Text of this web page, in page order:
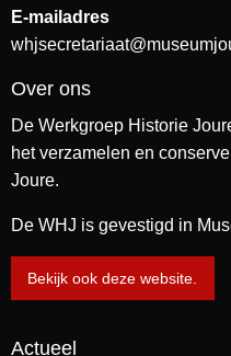
E-mailadres
Over ons
De Werkgroep Historie
het verzamelen en
Joure.
De WHJ is gevestigd in
Bekijk ook deze website.
Actueel